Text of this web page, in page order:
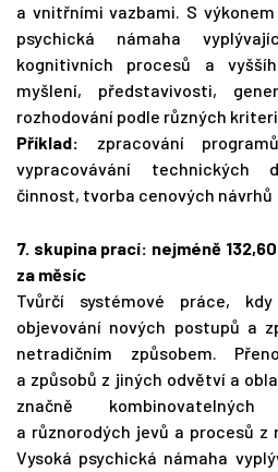
a vnitřními vazbami. S
psychická námaha
kognitivních procesů a
myšlení, představivosti,
rozhodování podle různých
Příklad: zpracování
vypracovávání technických
činnost, tvorba cenových návrhů
7. skupina prací: nejméně 132,60
za měsíc
Tvůrčí systémové práce,
objevování nových postupů a
netradičním způsobem.
a způsobů z jiných odvětví a
značně
a různorodých jevů a procesů z
Vysoká psychická námaha